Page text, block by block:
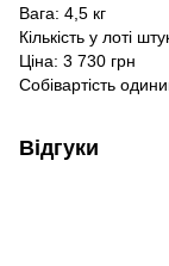
Вага: 4,5 кг
Кількість у лоті
Ціна: 3 730 грн
Собівартість
Відгуки